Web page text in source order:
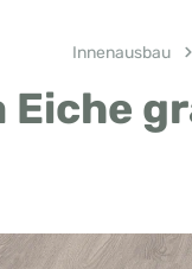
Innenausbau
Eiche